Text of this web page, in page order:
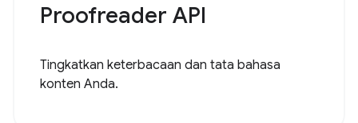
Proofreader API
Tingkatkan keterbacaan dan tata bahasa
konten Anda.